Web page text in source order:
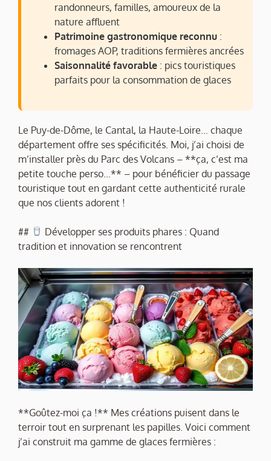
randonneurs, familles, amoureux de la
nature affluent
Patrimoine gastronomique reconnu :
fromages AOP, traditions fermières ancrées
Saisonnalité favorable : pics touristiques
parfaits pour la consommation de glaces
Le Puy-de-Dôme, le Cantal, la Haute-Loire… chaque
département offre ses spécificités. Moi, j’ai choisi de
m’installer près du Parc des Volcans – **ça, c’est ma
petite touche perso…** – pour bénéficier du passage
touristique tout en gardant cette authenticité rurale
que nos clients adorent !
##
Développer ses produits phares : Quand
tradition et innovation se rencontrent
**Goûtez-moi ça !** Mes créations puisent dans le
terroir tout en surprenant les papilles. Voici comment
j’ai construit ma gamme de glaces fermières :